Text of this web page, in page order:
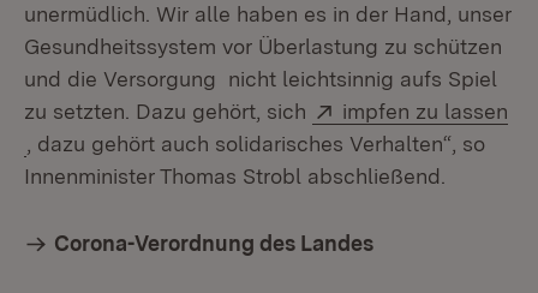
unermüdlich. Wir alle haben es in der Hand, unser
Gesundheitssystem vor Überlastung zu schützen
und die Versorgung nicht leichtsinnig aufs Spiel
zu setzten. Dazu gehört, sich
Extern:
impfen zu lassen
(Öffnet in neuem Fenster)
, dazu gehört auch solidarisches Verhalten“, so
Innenminister Thomas Strobl abschließend.
Corona-Verordnung des Landes